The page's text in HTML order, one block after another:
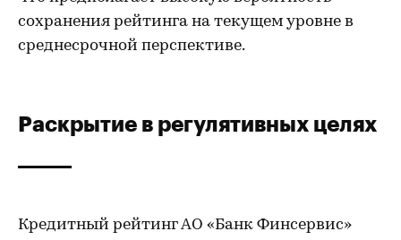
сохранения рейтинга на текущем уровне в
среднесрочной перспективе.
Раскрытие в регулятивных целях
Кредитный рейтинг АО «Банк Финсервис»